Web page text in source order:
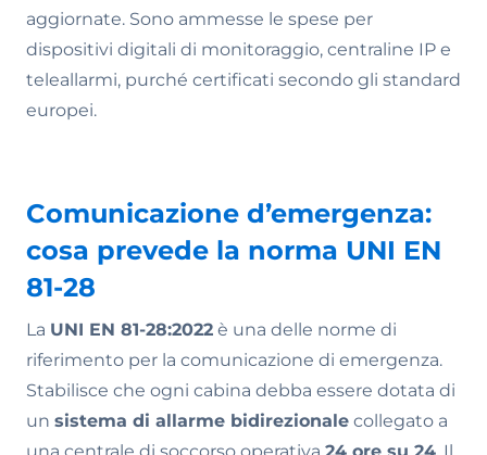
aggiornate. Sono ammesse le spese per
dispositivi digitali di monitoraggio, centraline IP e
teleallarmi, purché certificati secondo gli standard
europei.
Comunicazione d’emergenza:
cosa prevede la norma UNI EN
81-28
La UNI EN 81-28:2022 è una delle norme di
riferimento per la comunicazione di emergenza.
Stabilisce che ogni cabina debba essere dotata di
un sistema di allarme bidirezionale collegato a